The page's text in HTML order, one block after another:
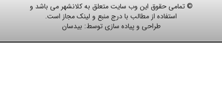
© تمامی حقوق این وب سایت متعلق به کلانشهر می باشد و
استفاده از مطالب با درج منبع و لینک مجاز است.
طراحی و پیاده سازی توسط: بیدسان